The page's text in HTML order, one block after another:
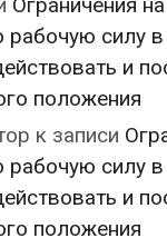
рабочую силу
и
положения
к записи
рабочую силу
и
положения